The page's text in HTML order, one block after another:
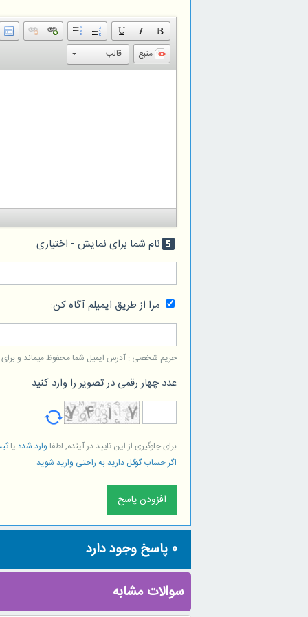
منبع
قالب
looks_5نام شما برای نمایش - اختیاری
مرا از طریق ایمیلم آگاه کن:
حریم شخصی : آدرس ایمیل شما محفوظ میماند و برای
عدد چهار رقمی در تصویر را وارد کنید
برای جلوگیری از این تایید در آینده, لطفا وارد شده یا
اگر حساب گوگل دارید به راحتی وارید شوید
0 پاسخ وجود دارد
سوالات مشابه